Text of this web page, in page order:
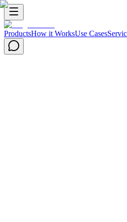
ProductsHow it WorksUse Cases